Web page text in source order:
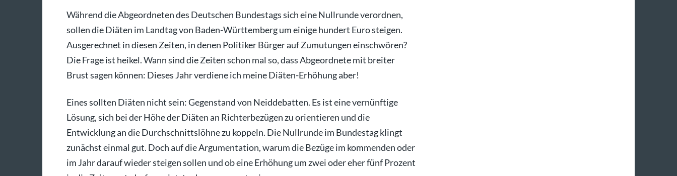
Während die Abgeordneten des Deutschen Bundestags sich eine Nullrunde verordnen,
sollen die Diäten im Landtag von Baden-Württemberg um einige hundert Euro steigen.
Ausgerechnet in diesen Zeiten, in denen Politiker Bürger auf Zumutungen einschwören?
Die Frage ist heikel. Wann sind die Zeiten schon mal so, dass Abgeordnete mit breiter
Brust sagen können: Dieses Jahr verdiene ich meine Diäten-Erhöhung aber!
Eines sollten Diäten nicht sein: Gegenstand von Neiddebatten. Es ist eine vernünftige
Lösung, sich bei der Höhe der Diäten an Richterbezügen zu orientieren und die
Entwicklung an die Durchschnittslöhne zu koppeln. Die Nullrunde im Bundestag klingt
zunächst einmal gut. Doch auf die Argumentation, warum die Bezüge im kommenden oder
im Jahr darauf wieder steigen sollen und ob eine Erhöhung um zwei oder eher fünf Prozent